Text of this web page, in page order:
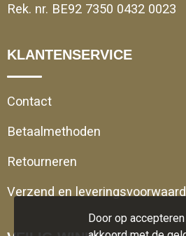
Rek. nr. BE92 7350 0432 0023
KLANTENSERVICE
Contact
Betaalmethoden
Retourneren
Verzend en
Door op